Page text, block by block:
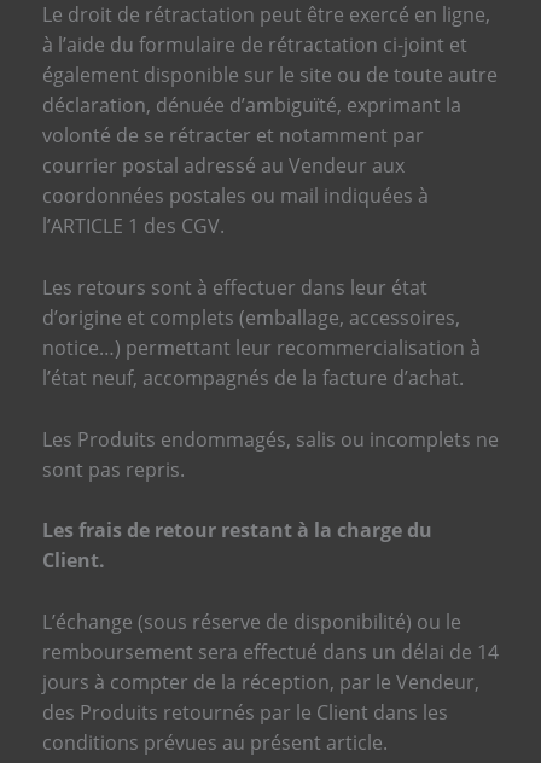
Le droit de rétractation peut être exercé en ligne,
à l’aide du formulaire de rétractation ci-joint et
également disponible sur le site ou de toute autre
déclaration, dénuée d’ambiguïté, exprimant la
volonté de se rétracter et notamment par
courrier postal adressé au Vendeur aux
coordonnées postales ou mail indiquées à
l’ARTICLE 1 des CGV.
Les retours sont à effectuer dans leur état
d’origine et complets (emballage, accessoires,
notice…) permettant leur recommercialisation à
l’état neuf, accompagnés de la facture d’achat.
Les Produits endommagés, salis ou incomplets ne
sont pas repris.
Les frais de retour restant à la charge du
Client.
L’échange (sous réserve de disponibilité) ou le
remboursement sera effectué dans un délai de 14
jours à compter de la réception, par le Vendeur,
des Produits retournés par le Client dans les
conditions prévues au présent article.